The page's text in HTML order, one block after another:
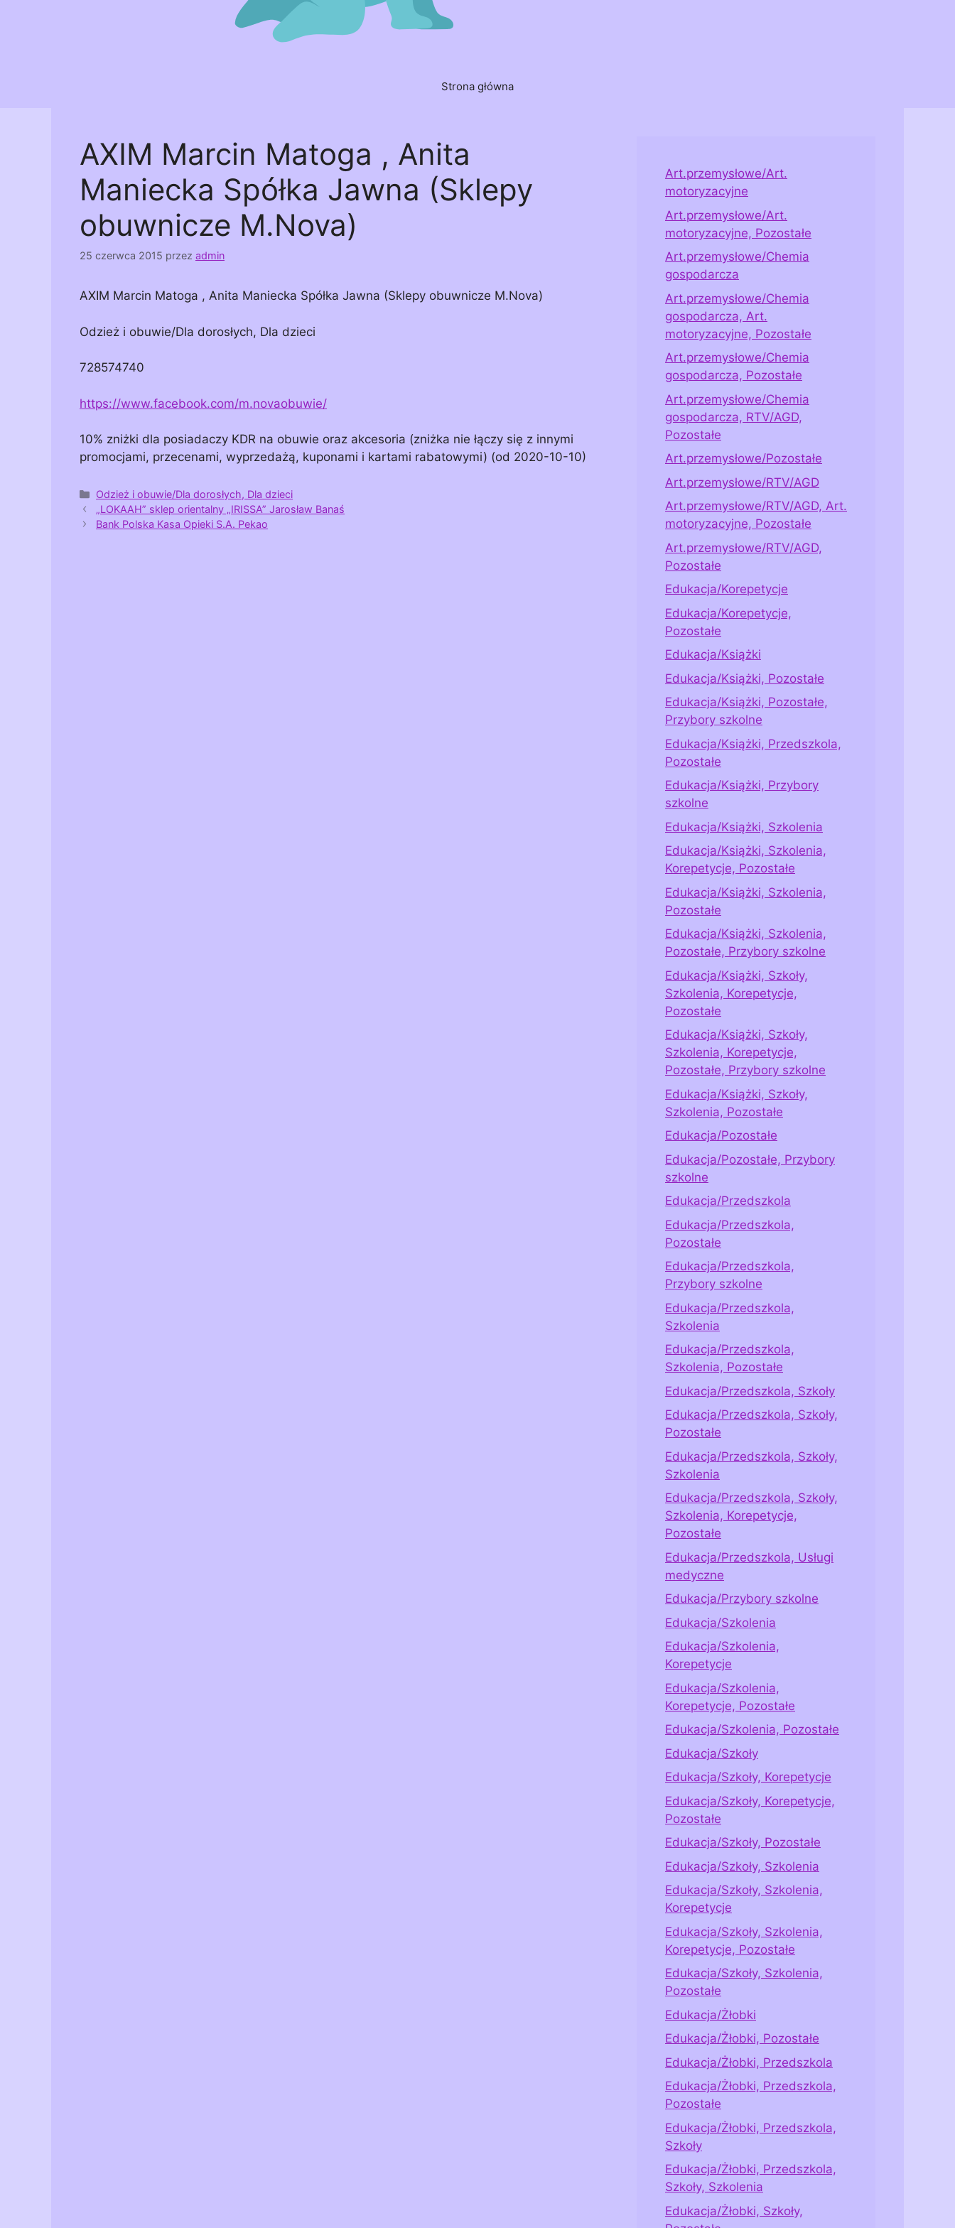
Strona główna
AXIM Marcin Matoga , Anita
Maniecka Spółka Jawna (Sklepy
obuwnicze M.Nova)
25 czerwca 2015 przez admin
AXIM Marcin Matoga , Anita Maniecka Spółka Jawna (Sklepy obuwnicze M.Nova)
Odzież i obuwie/Dla dorosłych, Dla dzieci
728574740
https://www.facebook.com/m.novaobuwie/
10% zniżki dla posiadaczy KDR na obuwie oraz akcesoria (zniżka nie łączy się z innymi
promocjami, przecenami, wyprzedażą, kuponami i kartami rabatowymi) (od 2020-10-10)
Kategorie
Odzież i obuwie/Dla dorosłych, Dla dzieci
„LOKAAH” sklep orientalny „IRISSA” Jarosław Banaś
Bank Polska Kasa Opieki S.A. Pekao
Art.przemysłowe/Art.
motoryzacyjne
Art.przemysłowe/Art.
motoryzacyjne, Pozostałe
Art.przemysłowe/Chemia
gospodarcza
Art.przemysłowe/Chemia
gospodarcza, Art.
motoryzacyjne, Pozostałe
Art.przemysłowe/Chemia
gospodarcza, Pozostałe
Art.przemysłowe/Chemia
gospodarcza, RTV/AGD,
Pozostałe
Art.przemysłowe/Pozostałe
Art.przemysłowe/RTV/AGD
Art.przemysłowe/RTV/AGD, Art.
motoryzacyjne, Pozostałe
Art.przemysłowe/RTV/AGD,
Pozostałe
Edukacja/Korepetycje
Edukacja/Korepetycje,
Pozostałe
Edukacja/Książki
Edukacja/Książki, Pozostałe
Edukacja/Książki, Pozostałe,
Przybory szkolne
Edukacja/Książki, Przedszkola,
Pozostałe
Edukacja/Książki, Przybory
szkolne
Edukacja/Książki, Szkolenia
Edukacja/Książki, Szkolenia,
Korepetycje, Pozostałe
Edukacja/Książki, Szkolenia,
Pozostałe
Edukacja/Książki, Szkolenia,
Pozostałe, Przybory szkolne
Edukacja/Książki, Szkoły,
Szkolenia, Korepetycje,
Pozostałe
Edukacja/Książki, Szkoły,
Szkolenia, Korepetycje,
Pozostałe, Przybory szkolne
Edukacja/Książki, Szkoły,
Szkolenia, Pozostałe
Edukacja/Pozostałe
Edukacja/Pozostałe, Przybory
szkolne
Edukacja/Przedszkola
Edukacja/Przedszkola,
Pozostałe
Edukacja/Przedszkola,
Przybory szkolne
Edukacja/Przedszkola,
Szkolenia
Edukacja/Przedszkola,
Szkolenia, Pozostałe
Edukacja/Przedszkola, Szkoły
Edukacja/Przedszkola, Szkoły,
Pozostałe
Edukacja/Przedszkola, Szkoły,
Szkolenia
Edukacja/Przedszkola, Szkoły,
Szkolenia, Korepetycje,
Pozostałe
Edukacja/Przedszkola, Usługi
medyczne
Edukacja/Przybory szkolne
Edukacja/Szkolenia
Edukacja/Szkolenia,
Korepetycje
Edukacja/Szkolenia,
Korepetycje, Pozostałe
Edukacja/Szkolenia, Pozostałe
Edukacja/Szkoły
Edukacja/Szkoły, Korepetycje
Edukacja/Szkoły, Korepetycje,
Pozostałe
Edukacja/Szkoły, Pozostałe
Edukacja/Szkoły, Szkolenia
Edukacja/Szkoły, Szkolenia,
Korepetycje
Edukacja/Szkoły, Szkolenia,
Korepetycje, Pozostałe
Edukacja/Szkoły, Szkolenia,
Pozostałe
Edukacja/Żłobki
Edukacja/Żłobki, Pozostałe
Edukacja/Żłobki, Przedszkola
Edukacja/Żłobki, Przedszkola,
Pozostałe
Edukacja/Żłobki, Przedszkola,
Szkoły
Edukacja/Żłobki, Przedszkola,
Szkoły, Szkolenia
Edukacja/Żłobki, Szkoły,